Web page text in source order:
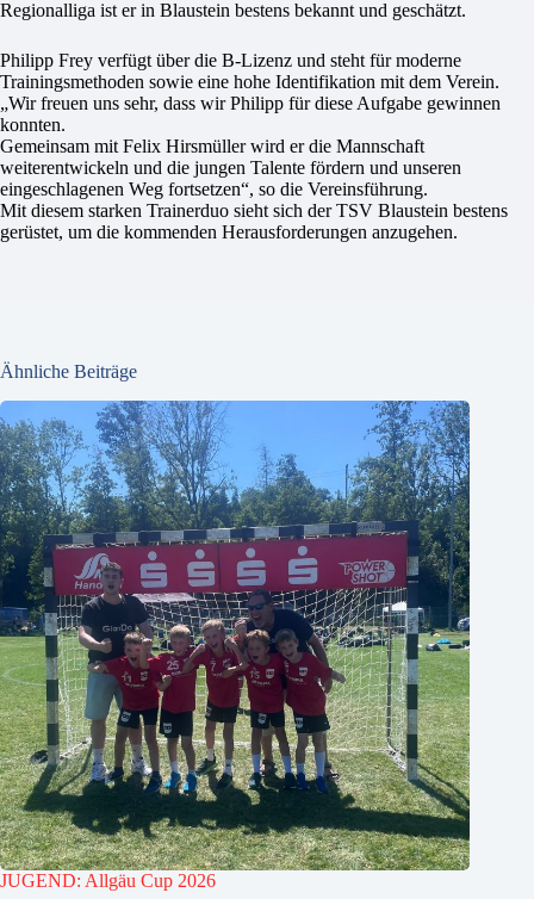
Regionalliga ist er in Blaustein bestens bekannt und geschätzt.
Philipp Frey verfügt über die B-Lizenz und steht für moderne
Trainingsmethoden sowie eine hohe Identifikation mit dem Verein.
„Wir freuen uns sehr, dass wir Philipp für diese Aufgabe gewinnen
konnten.
Gemeinsam mit Felix Hirsmüller wird er die Mannschaft
weiterentwickeln und die jungen Talente fördern und unseren
eingeschlagenen Weg fortsetzen“, so die Vereinsführung.
Mit diesem starken Trainerduo sieht sich der TSV Blaustein bestens
gerüstet, um die kommenden Herausforderungen anzugehen.
Ähnliche Beiträge
JUGEND: Allgäu Cup 2026